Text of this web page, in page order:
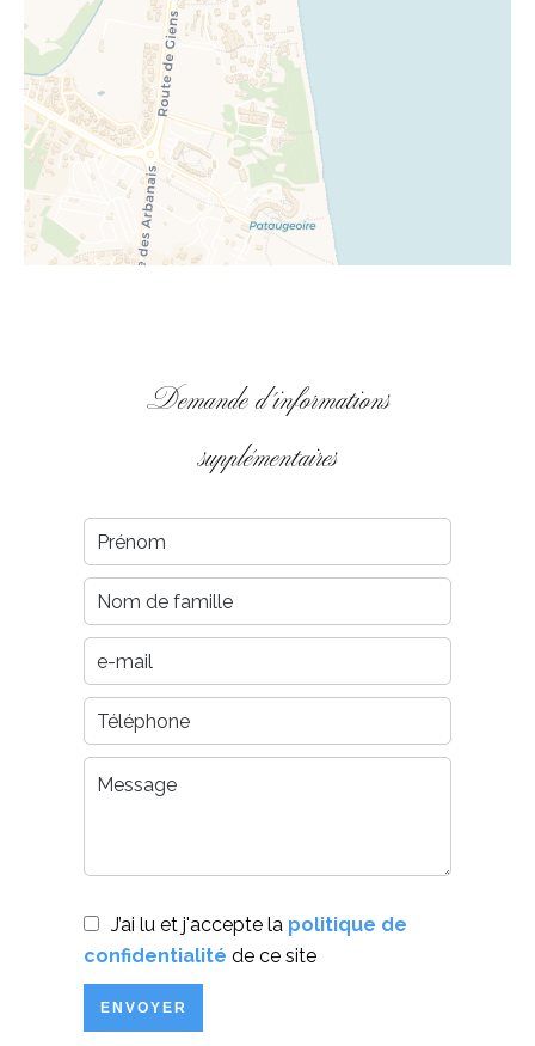
Demande d'informations
supplémentaires
J’ai lu et j'accepte la politique de
confidentialité de ce site
ENVOYER